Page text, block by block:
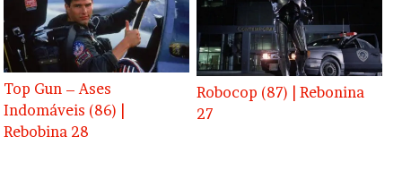
Top Gun – Ases
Indomáveis (86) |
Rebobina 28
Robocop (87) | Rebonina
27